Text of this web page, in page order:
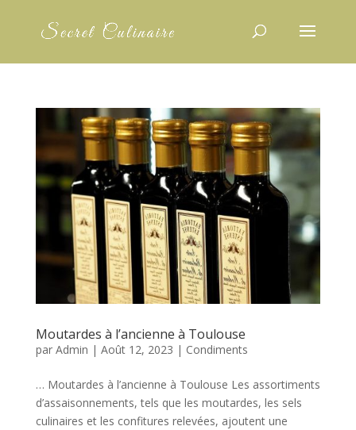
Moutardes à l’ancienne à Toulouse
par Admin | Août 12, 2023 | Condiments
… Moutardes à l’ancienne à Toulouse Les assortiments
d’assaisonnements, tels que les moutardes, les sels
culinaires et les confitures relevées, ajoutent une